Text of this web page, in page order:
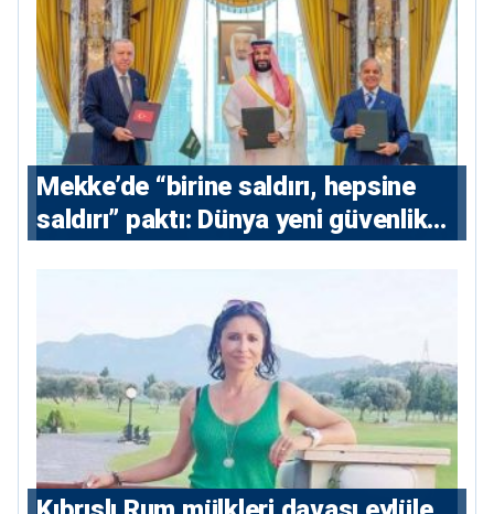
Mekke’de “birine saldırı, hepsine
saldırı” paktı: Dünya yeni güvenlik